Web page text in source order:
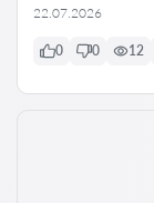
22.07.2026
0 0 12